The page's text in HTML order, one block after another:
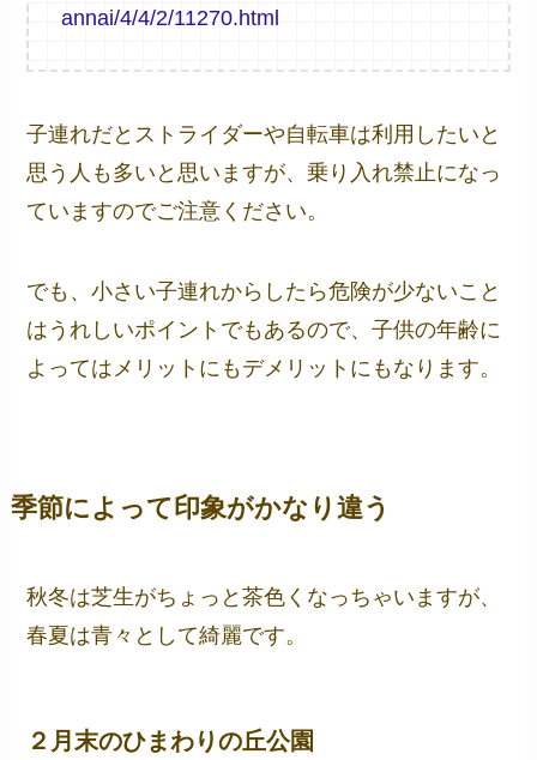
annai/4/4/2/11270.html
子連れだとストライダーや自転車は利用したいと
思う人も多いと思いますが、乗り入れ禁止になっ
ていますのでご注意ください。
でも、小さい子連れからしたら危険が少ないこと
はうれしいポイントでもあるので、子供の年齢に
よってはメリットにもデメリットにもなります。
季節によって印象がかなり違う
秋冬は芝生がちょっと茶色くなっちゃいますが、
春夏は青々として綺麗です。
２月末のひまわりの丘公園